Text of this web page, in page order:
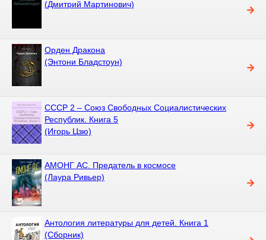
(Дмитрий Мартинович)
Орден Дракона
(Энтони Бладстоун)
СССР 2 – Союз Свободных Социалистических
Республик. Книга 5
(Игорь Цзю)
АМОНГ АС. Предатель в космосе
(Лаура Ривьер)
Антология литературы для детей. Книга 1
(Сборник)